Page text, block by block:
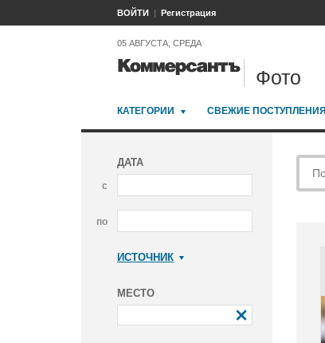
ВОЙТИ Регистрация
05 АВГУСТА, СРЕДА
Фото
КАТЕГОРИИ СВЕЖИЕ ПОСТУПЛЕНИЯ
ДАТА
с
по
ИСТОЧНИК
МЕСТО